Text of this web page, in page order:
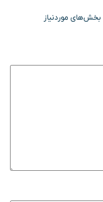
بخش‌های موردنیاز